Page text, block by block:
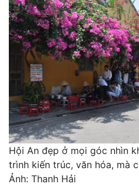
Hội An đẹp ở mọi góc nhìn
trình kiến trúc, văn hóa, mà
Ảnh: Thanh Hải